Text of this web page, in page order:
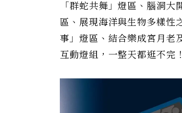
「群蛇共舞」燈區、腦洞
區、展現海洋與生物多樣性
事」燈區、結合樂成宮月
互動燈組，一整天都逛不完！